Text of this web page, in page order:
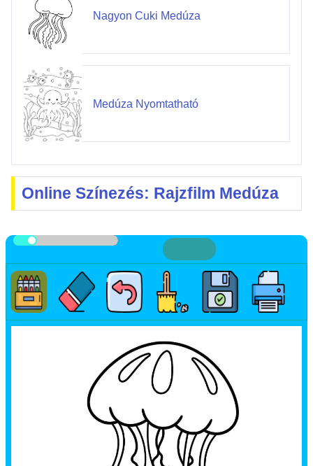
Nagyon Cuki Medúza
Medúza Nyomtatható
Online Színezés: Rajzfilm Medúza